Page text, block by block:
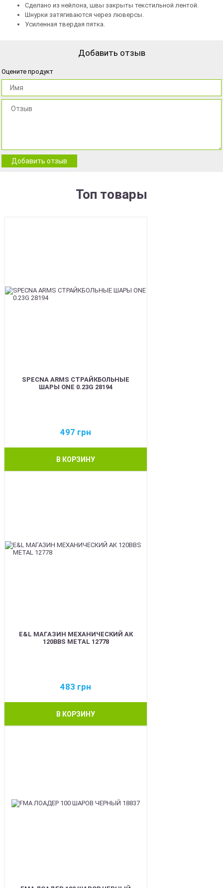
Сделано из нейлона, швы закрыты текстильной лентой.
Шнурки затягиваются через люверсы.
Усиленная твердая пятка.
Добавить отзыв
Оцените продукт
Добавить отзыв
Топ товары
SPECNA ARMS СТРАЙКБОЛЬНЫЕ
ШАРЫ ONE 0.23G 28194
497 грн
В КОРЗИНУ
E&L МАГАЗИН МЕХАНИЧЕСКИЙ АК
120BBS METAL 12778
483 грн
В КОРЗИНУ